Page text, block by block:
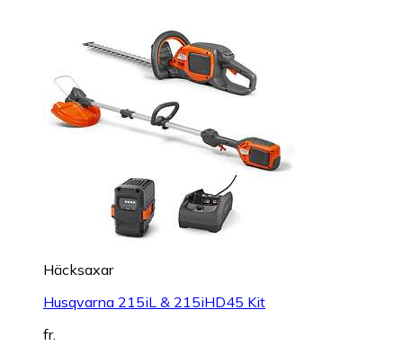
Häcksaxar
Husqvarna 215iL & 215iHD45 Kit
fr.